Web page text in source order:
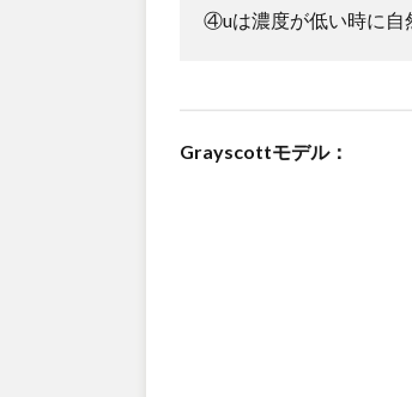
④uは濃度が低い時に自
Grayscottモデル：